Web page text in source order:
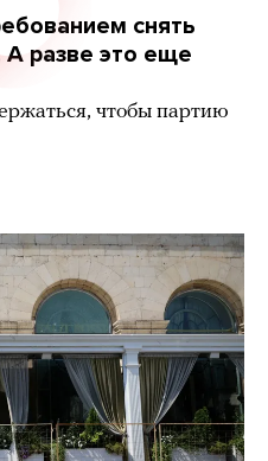
снять
разве это еще
чтобы партию